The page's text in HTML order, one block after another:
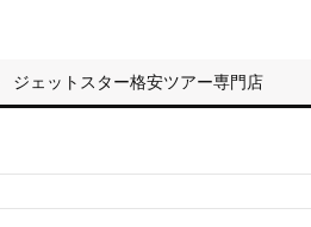
ジェットスター格安ツアー専門店